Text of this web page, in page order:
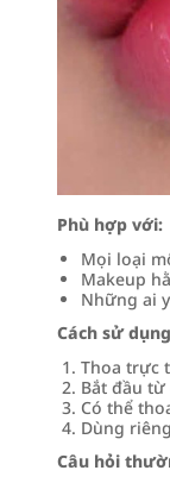
Phù hợp với:
Mọi loại
Makeup
Những ai
Cách sử
Thoa trực
Bắt đầu
Có thể
Dùng
Câu hỏi